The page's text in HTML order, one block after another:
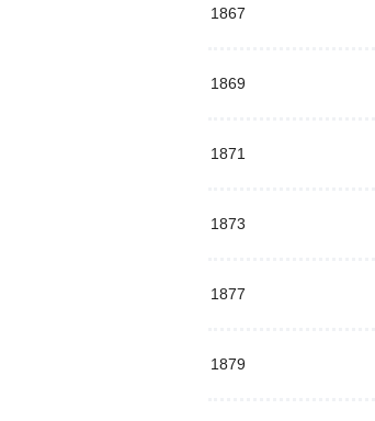
1867
1869
1871
1873
1877
1879